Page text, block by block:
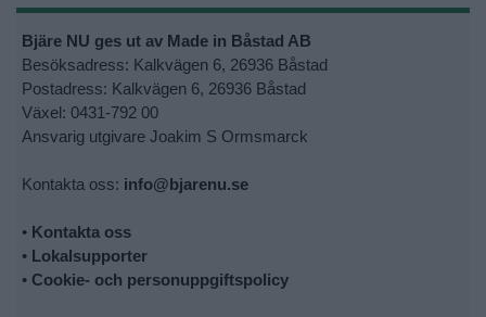
Bjäre NU ges ut av Made in Båstad AB
Besöksadress: Kalkvägen 6, 26936 Båstad
Postadress: Kalkvägen 6, 26936 Båstad
Växel: 0431-792 00
Ansvarig utgivare Joakim S Ormsmarck
Kontakta oss: info@bjarenu.se
• Kontakta oss
• Lokalsupporter
• Cookie- och personuppgiftspolicy